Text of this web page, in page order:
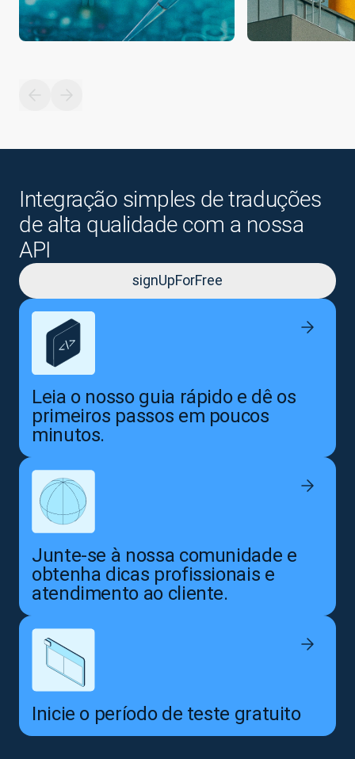
Integração simples de traduções
de alta qualidade com a nossa
API
signUpForFree
Leia o nosso guia rápido e dê os
primeiros passos em poucos
minutos.
Junte-se à nossa comunidade e
obtenha dicas profissionais e
atendimento ao cliente.
Inicie o período de teste gratuito